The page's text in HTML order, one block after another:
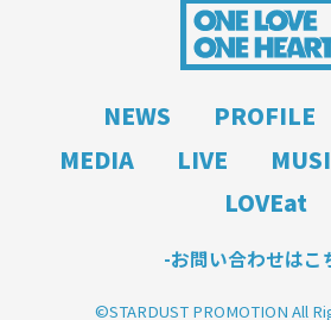
NEWS PROFILE
MEDIA
LIVE
LOVEat
-お問い合わせはこ
©STARDUST PROMOTION All